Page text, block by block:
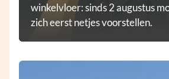
winkelvloer: sinds 2 augustus
zich eerst netjes voorstellen.